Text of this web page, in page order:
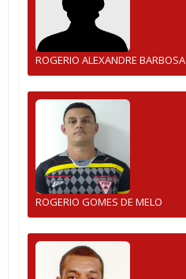
ROGERIO ALEXANDRE BARBOSA
ROGERIO GOMES DE MELO